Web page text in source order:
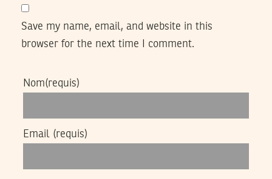
Save my name, email, and website in this
browser for the next time I comment.
Nom(requis)
Email (requis)